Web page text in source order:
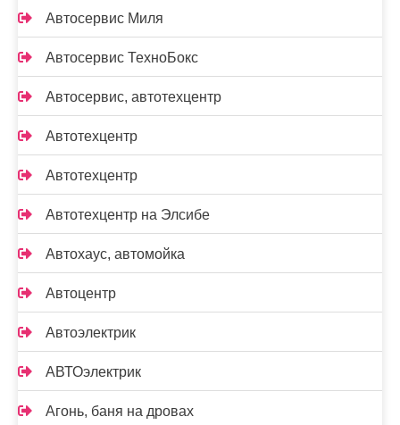
Автосервис Миля
Автосервис ТехноБокс
Автосервис, автотехцентр
Автотехцентр
Автотехцентр
Автотехцентр на Элсибе
Автохаус, автомойка
Автоцентр
Автоэлектрик
АВТОэлектрик
Агонь, баня на дровах